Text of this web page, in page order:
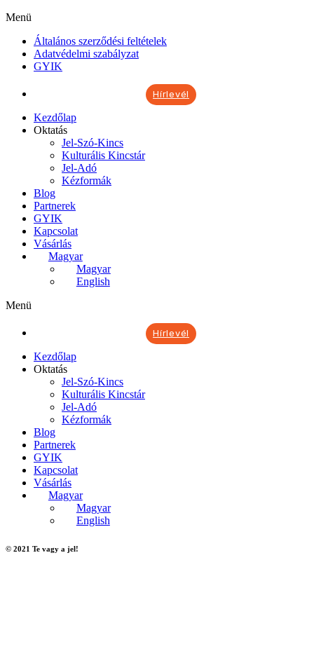
Menü
Általános szerződési feltételek
Adatvédelmi szabályzat
GYIK
Hírlevél
Kezdőlap
Oktatás
Jel-Szó-Kincs
Kulturális Kincstár
Jel-Adó
Kézformák
Blog
Partnerek
GYIK
Kapcsolat
Vásárlás
Magyar
Magyar
English
Menü
Hírlevél
Kezdőlap
Oktatás
Jel-Szó-Kincs
Kulturális Kincstár
Jel-Adó
Kézformák
Blog
Partnerek
GYIK
Kapcsolat
Vásárlás
Magyar
Magyar
English
© 2021 Te vagy a jel!